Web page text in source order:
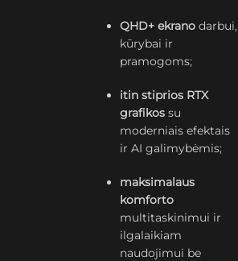
QHD+ ekrano darbui,
kūrybai ir
pramogoms;
itin stiprios RTX
grafikos su
moderniais efektais
ir AI galimybėmis;
maksimalaus
komforto
multitaskinimui ir
ilgalaikiam
naudojimui be